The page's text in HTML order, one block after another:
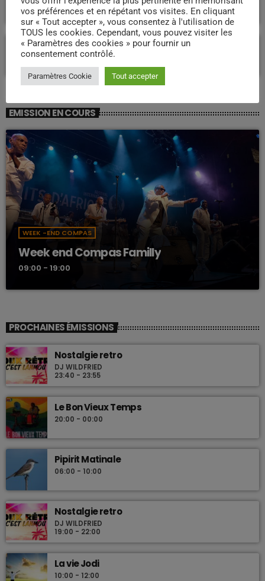
développement durable et souverain pour
l’avenir ?
Proposition de loi « Réparation » : l’article
26 relance le débat sur un accord de 1946
en Martinique
EMISSION EN COURS
WEEK -END COMPAS
Week end Compas Familly
09:00 - 19:00
PROCHAINES ÉMISSIONS
Nostalgie retro
DJ WILDFRIED
23:40 - 23:55
Le Bon Vieux Temps
20:00 - 00:00
Pipirit Matinale
06:00 - 10:00
Nostalgie retro
DJ WILDFRIED
19:00 - 22:00
La vie Jodi
10:00 - 12:00
vos préférences et en répétant vos visites. En cliquant
sur « Tout accepter », vous consentez à l'utilisation de
TOUS les cookies. Cependant, vous pouvez visiter les
« Paramètres des cookies » pour fournir un
consentement contrôlé.
Paramètres Cookie Tout accepter